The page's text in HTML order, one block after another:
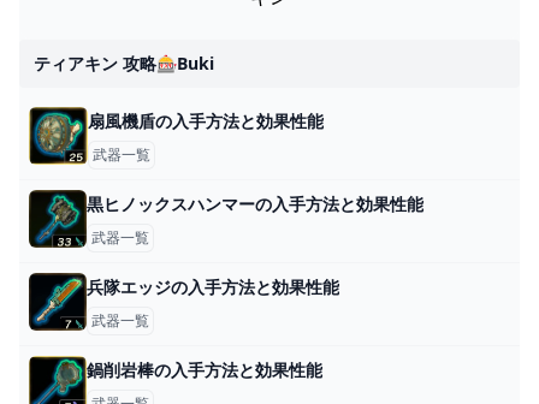
ティアキン 攻略🎰buki
扇風機盾の入手方法と効果性能
武器一覧
黒ヒノックスハンマーの入手方法と効果性能
武器一覧
兵隊エッジの入手方法と効果性能
武器一覧
鍋削岩棒の入手方法と効果性能